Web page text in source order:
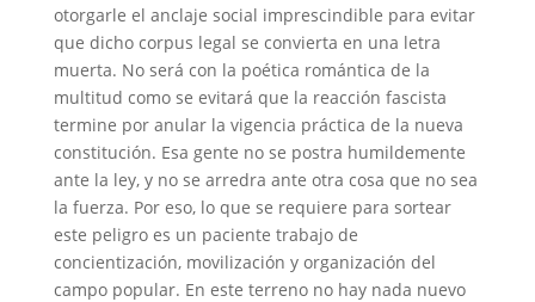
otorgarle el anclaje social imprescindible para evitar
que dicho corpus legal se convierta en una letra
muerta. No será con la poética romántica de la
multitud como se evitará que la reacción fascista
termine por anular la vigencia práctica de la nueva
constitución. Esa gente no se postra humildemente
ante la ley, y no se arredra ante otra cosa que no sea
la fuerza. Por eso, lo que se requiere para sortear
este peligro es un paciente trabajo de
concientización, movilización y organización del
campo popular. En este terreno no hay nada nuevo